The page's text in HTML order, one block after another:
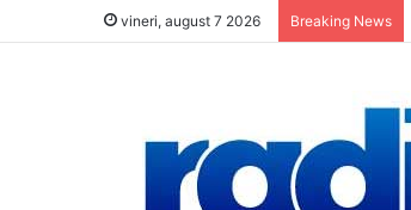
vineri, august 7 2026 Breaking News